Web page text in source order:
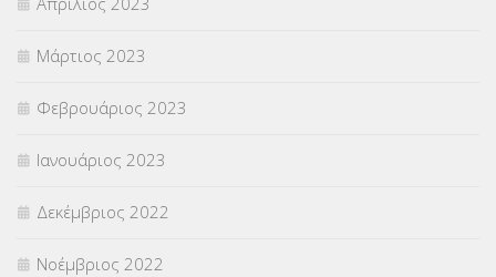
Μάρτιος 2023
Φεβρουάριος 2023
Ιανουάριος 2023
Δεκέμβριος 2022
Νοέμβριος 2022